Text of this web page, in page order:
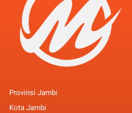
Provinsi Jambi
Kota Jambi